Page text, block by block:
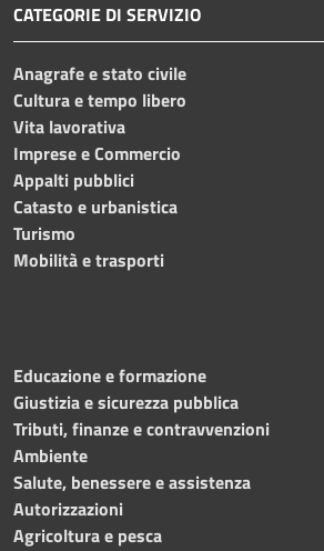
CATEGORIE DI SERVIZIO
Anagrafe e stato civile
Cultura e tempo libero
Vita lavorativa
Imprese e Commercio
Appalti pubblici
Catasto e urbanistica
Turismo
Mobilità e trasporti
Educazione e formazione
Giustizia e sicurezza pubblica
Tributi, finanze e contravvenzioni
Ambiente
Salute, benessere e assistenza
Autorizzazioni
Agricoltura e pesca